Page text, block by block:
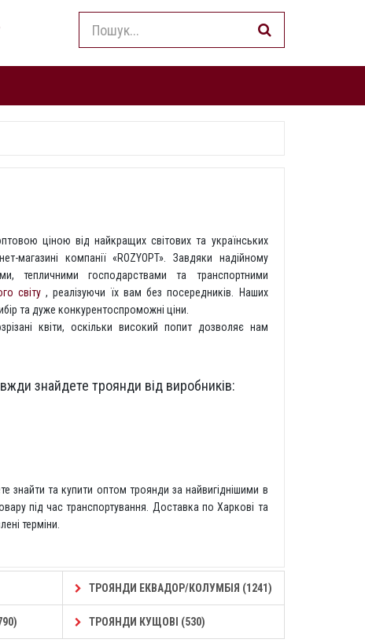
ціною від найкращих світових та українських
магазині компанії «ROZYOPT». Завдяки надійному
тепличними господарствами та транспортними
світу, реалізуючи їх вам без посередників. Наших
та дуже конкурентоспроможні ціни.
квіти, оскільки високий попит дозволяє нам
знайдете троянди від виробників:
знайти та купити оптом троянди за найвигіднішими в
під час транспортування. Доставка по Харкові та
терміни.
ТРОЯНДИ ЕКВАДОР/КОЛУМБІЯ (1241)
ТРОЯНДИ КУЩОВІ (530)